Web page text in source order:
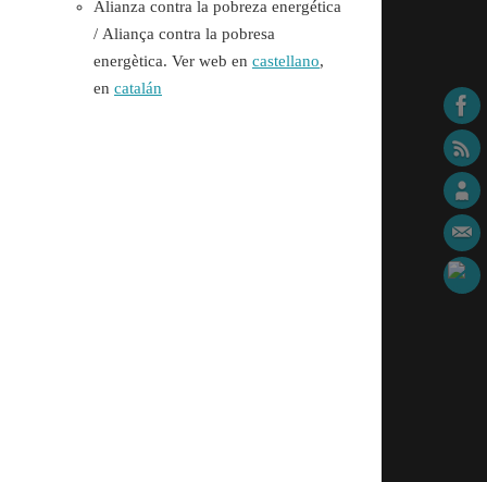
Alianza contra la pobreza energética
/ Aliança contra la pobresa
energètica. Ver web en castellano,
en catalán